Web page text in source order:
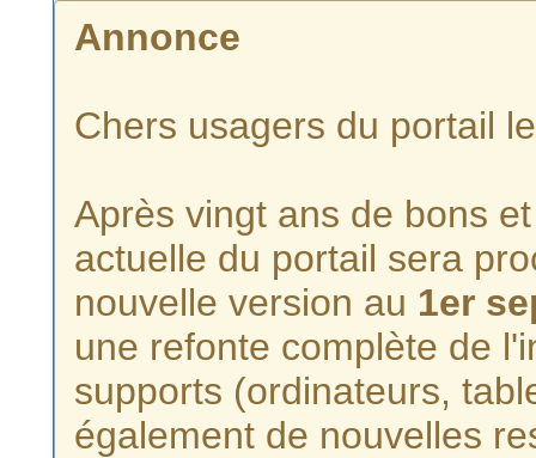
Annonce
Chers usagers du portail
Après vingt ans de bons
actuelle du portail sera
nouvelle version au 1er
une refonte complète de
supports (ordinateurs,
également de nouvelles